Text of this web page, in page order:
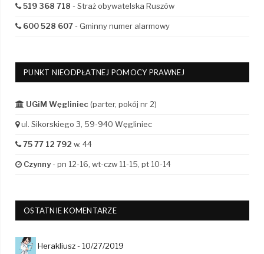
519 368 718 - Straż obywatelska Ruszów
600 528 607- Gminny numer alarmowy
PUNKT NIEODPŁATNEJ POMOCY PRAWNEJ
UGiM Węgliniec (parter, pokój nr 2)
ul. Sikorskiego 3, 59-940 Węgliniec
75 77 12 792 w. 44
Czynny- pn 12-16, wt-czw 11-15, pt 10-14
OSTATNIE KOMENTARZE
Herakliusz - 10/27/2019